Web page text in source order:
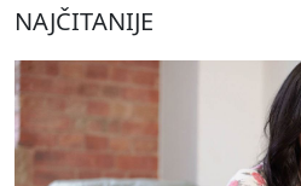
NAJČITANIJE